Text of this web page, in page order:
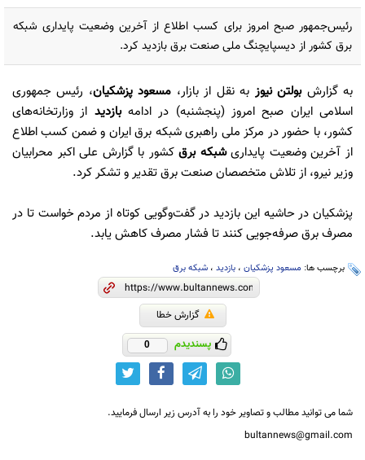
رئیس‌جمهور صبح امروز برای کسب اطلاع از آخرین وضعیت پایداری شبکه
برق کشور از دیسپایچنگ ملی صنعت برق بازدید کرد.
به گزارش بولتن نیوز به نقل از بازار، مسعود پزشکیان، رئیس جمهوری
اسلامی ایران صبح امروز (پنجشنبه) در ادامهبازدید از وزارتخانه‌های
کشور، با حضور در مرکز ملی راهبری شبکه برق ایران و ضمن کسب اطلاع
از آخرین وضعیت پایداریشبکه برقکشور با گزارش علی اکبر محرابیان
وزیر نیرو، از تلاش‌ متخصصان صنعت برق تقدیر و تشکر کرد.
پزشکیان در حاشیه این بازدید در گفت‌وگویی کوتاه از مردم خواست تا در
مصرف برق صرفه‌جویی کنند تا فشار مصرف کاهش یابد.
برچسب ها: مسعود پزشکیان ، بازدید ، شبکه برق
گزارش خطا
پسندیدم 0
شما می توانید مطالب و تصاویر خود را به آدرس زیر ارسال فرمایید.
bultannews@gmail.com